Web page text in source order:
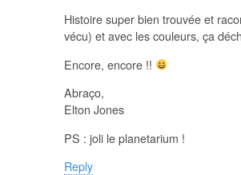
Histoire super bien trouvée et
vécu) et avec les couleurs, ça
Encore, encore !!
Abraço,
Elton Jones
PS : joli le planetarium !
Reply